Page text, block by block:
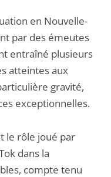
en Nouvelle-
par des émeutes
entraîné plusieurs
atteintes aux
gravité,
exceptionnelles.
le rôle joué par
dans la
compte tenu